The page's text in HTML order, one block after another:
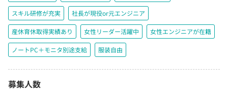
スキル研修が充実 社長が現役or元エンジニア
産休育休取得実績あり 女性リーダー活躍中 女性エンジニアが在籍
ノートPC＋モニタ別途支給 服装自由
募集人数